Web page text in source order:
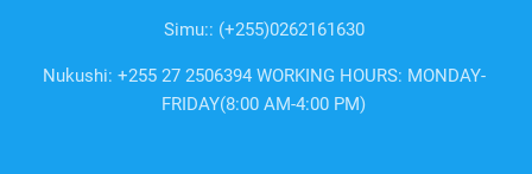
Simu:: (+255)0262161630
Nukushi: +255 27 2506394 WORKING HOURS: MONDAY-
FRIDAY(8:00 AM-4:00 PM)